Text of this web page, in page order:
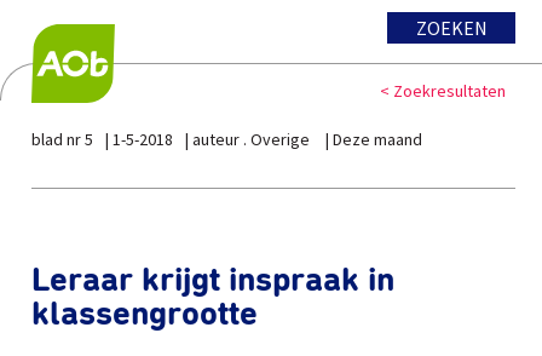
ZOEKEN
< Zoekresultaten
blad nr 5 1-5-2018 auteur . Overige Deze maand
Leraar krijgt inspraak in
klassengrootte